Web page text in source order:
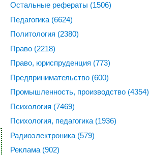
Остальные рефераты (1506)
Педагогика (6624)
Политология (2380)
Право (2218)
Право, юриспруденция (773)
Предпринимательство (600)
Промышленность, производство (4354)
Психология (7469)
Психология, педагогика (1936)
Радиоэлектроника (579)
Реклама (902)